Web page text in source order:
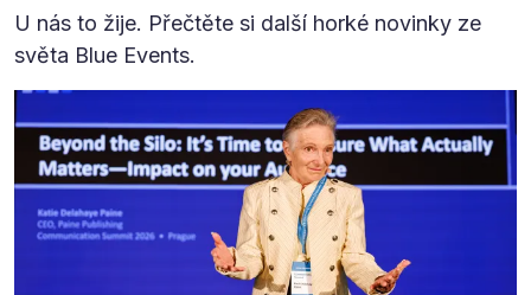
U nás to žije. Přečtěte si další horké novinky ze
světa Blue Events.